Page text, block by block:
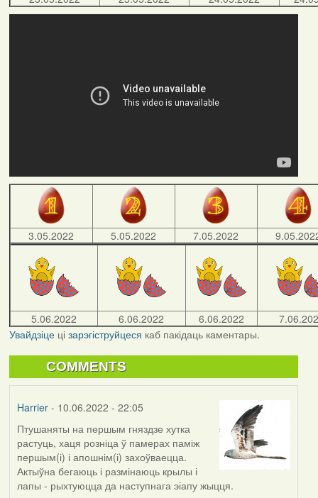
3.05.2022 5.05.2022 7.05.2022
5.06.2022 6.06.2022 6.06.2022
Увайдзіцеці зарэгіструйцеся каб пакідаць каментары.
COMMENTS
Harrier- 10.06.2022 - 22:05
Птушаняты на першым гняздзе хутка
растуць, хаця розніца ў памерах паміж
першым(і) і апошнім(і) захоўваецца.
Актыўна бегаюць і размінаюць крылы і
лапы - рыхтуюцца да наступнага эіапу жыцця.